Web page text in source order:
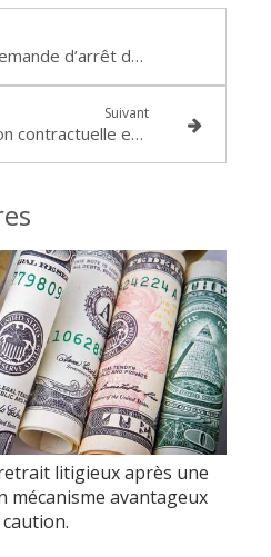
Rejet d’une demande d’arrêt de l’exécution provisoire en raison de l’absence de démonstration de conséquences manifestement excessives en cas de non remboursement des sommes
Suivant
Nullité de la stipulation contractuelle en raison de l’absence d’information suffisante sur le TEG dans la convention d’ouverture de crédit en compte courant : décision de la Cour d’appel de LYON du 2 mars 2017
litigieux après une
mécanisme avantageux